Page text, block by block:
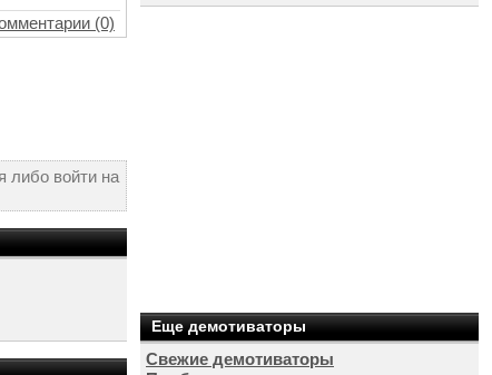
(0)
либо войти на
Еще демотиваторы
Свежие демотиваторы